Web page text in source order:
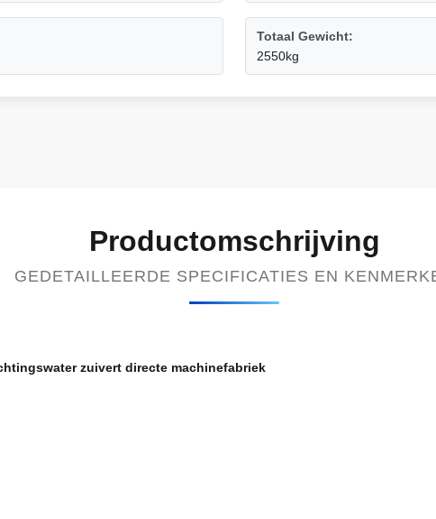
Totaal Gewicht:
2550kg
Productomschrijving
GEDETAILLEERDE SPECIFICATIES EN
zuivert directe machinefabriek